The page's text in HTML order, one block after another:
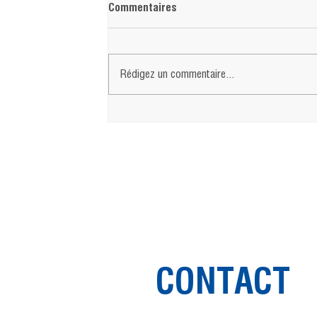
EPHJ 2026
Commentaires
Rédigez un commentaire...
CONTACT